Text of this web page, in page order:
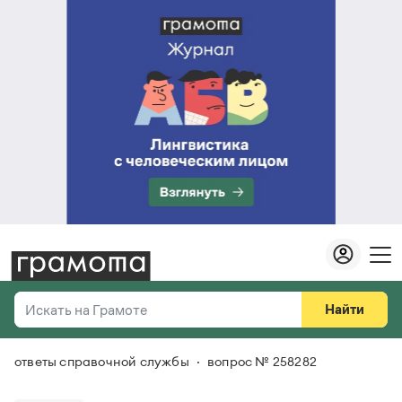
Искать на Грамоте
Справочная служба
Найти
Везде
ответы справочной службы вопрос № 258282